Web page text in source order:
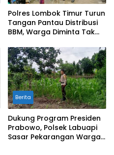
Polres Lombok Timur Turun
Tangan Pantau Distribusi
BBM, Warga Diminta Tak
Berita
Dukung Program Presiden
Prabowo, Polsek Labuapi
Sasar Pekarangan Warga